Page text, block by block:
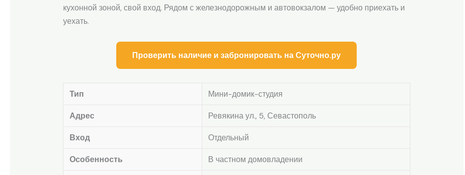
кухонной зоной, свой вход. Рядом с железнодорожным и автовокзалом — удобно приехать и
уехать.
Проверить наличие и забронировать на Суточно.ру
Тип Мини-домик-студия
Адрес Ревякина ул., 5, Севастополь
Вход Отдельный
Особенность В частном домовладении